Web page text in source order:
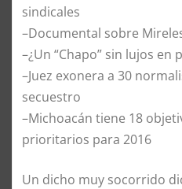
sindicales
–Documental sobre
–¿Un “Chapo” sin lujos en
–Juez exonera a 30
secuestro
–Michoacán tiene 18
prioritarios para 2016
Un dicho muy socorrido